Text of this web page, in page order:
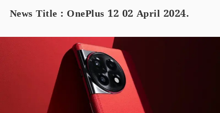
News Title : OnePlus 12 02 April 2024.